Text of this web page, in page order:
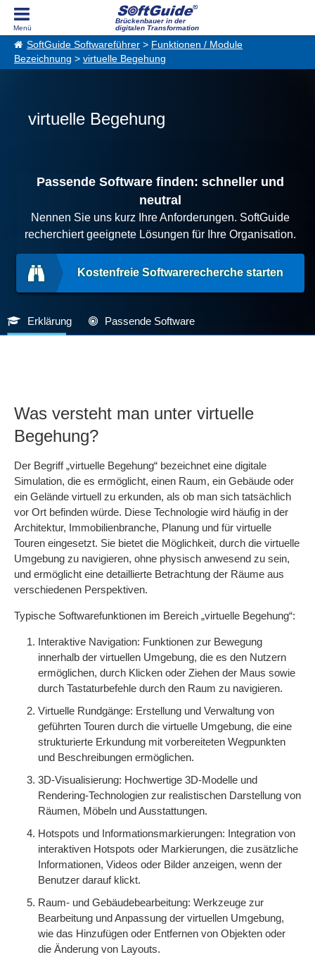
Brückenbauer in der
digitalen Transformation
SoftGuide Softwareführer > Funktionen / Module
Bezeichnung > virtuelle Begehung
virtuelle Begehung
Passende Software finden: schneller und
neutral
Nennen Sie uns kurz Ihre Anforderungen. SoftGuide
recherchiert geeignete Lösungen für Ihre Organisation.
Kostenfreie Softwarerecherche starten
Erklärung Passende Software
Was versteht man unter virtuelle
Begehung?
Der Begriff „virtuelle Begehung“ bezeichnet eine digitale
Simulation, die es ermöglicht, einen Raum, ein Gebäude oder
ein Gelände virtuell zu erkunden, als ob man sich tatsächlich
vor Ort befinden würde. Diese Technologie wird häufig in der
Architektur, Immobilienbranche, Planung und für virtuelle
Touren eingesetzt. Sie bietet die Möglichkeit, durch die virtuelle
Umgebung zu navigieren, ohne physisch anwesend zu sein,
und ermöglicht eine detaillierte Betrachtung der Räume aus
verschiedenen Perspektiven.
Typische Softwarefunktionen im Bereich „virtuelle Begehung“:
Interaktive Navigation: Funktionen zur Bewegung
innerhalb der virtuellen Umgebung, die es den Nutzern
ermöglichen, durch Klicken oder Ziehen der Maus sowie
durch Tastaturbefehle durch den Raum zu navigieren.
Virtuelle Rundgänge: Erstellung und Verwaltung von
geführten Touren durch die virtuelle Umgebung, die eine
strukturierte Erkundung mit vorbereiteten Wegpunkten
und Beschreibungen ermöglichen.
3D-Visualisierung: Hochwertige 3D-Modelle und
Rendering-Technologien zur realistischen Darstellung von
Räumen, Möbeln und Ausstattungen.
Hotspots und Informationsmarkierungen: Integration von
interaktiven Hotspots oder Markierungen, die zusätzliche
Informationen, Videos oder Bilder anzeigen, wenn der
Benutzer darauf klickt.
Raum- und Gebäudebearbeitung: Werkzeuge zur
Bearbeitung und Anpassung der virtuellen Umgebung,
wie das Hinzufügen oder Entfernen von Objekten oder
die Änderung von Layouts.